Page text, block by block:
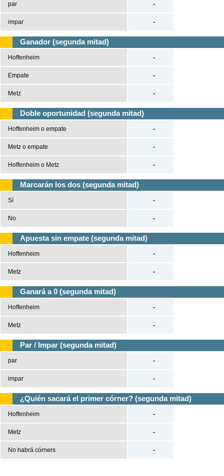
par
impar
-
-
Ganador (segunda mitad)
Hoffenheim
Empate
Metz
-
-
-
Doble oportunidad (segunda mitad)
Hoffenheim o empate
Metz o empate
Hoffenheim o Metz
-
-
-
Marcarán los dos (segunda mitad)
Sí
No
-
-
Apuesta sin empate (segunda mitad)
Hoffenheim
Metz
-
-
Ganará a 0 (segunda mitad)
Hoffenheim
Metz
-
-
Par / Impar (segunda mitad)
par
impar
-
-
¿Quién sacará el primer córner? (segunda mitad)
Hoffenheim
Metz
No habrá córners
-
-
-